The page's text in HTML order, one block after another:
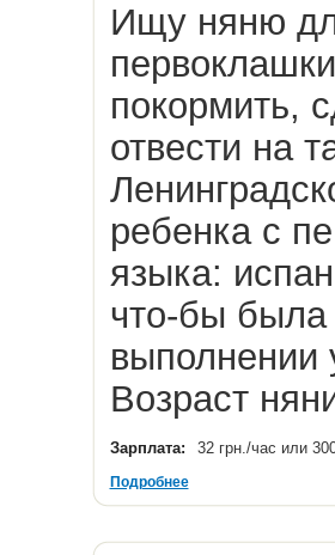
Ищу няню
покормить,
отвести на
ребенка с
языка:
что-бы была
выполнении
Возраст
Зарплата: 32 грн./час или
Подробнее